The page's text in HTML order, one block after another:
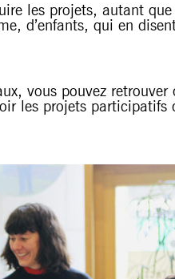
les projets, autant
d’enfants, qui en
vous pouvez retrouver
les projets participatifs